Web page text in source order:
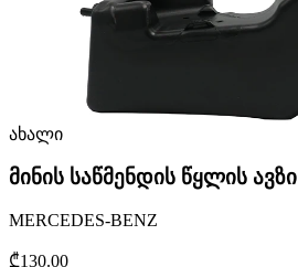
ახალი
მინის საწმენდის წყლის ავზი
MERCEDES-BENZ
₾130.00